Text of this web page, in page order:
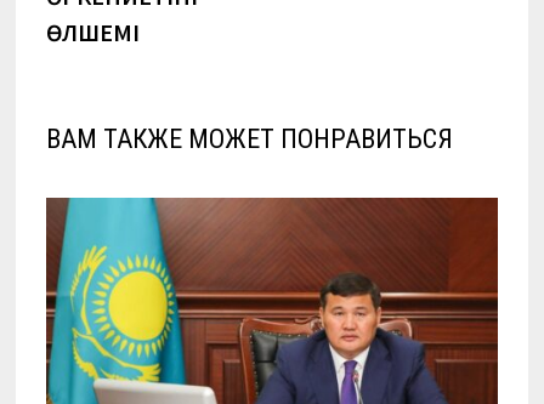
ӨЛШЕМІ
ВАМ ТАКЖЕ МОЖЕТ ПОНРАВИТЬСЯ